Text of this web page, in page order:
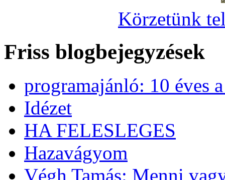
Körzetünk
Friss blogbejegyzések
programajánló: 10 éves
Idézet
HA FELESLEGES
Hazavágyom
Végh Tamás: Menni